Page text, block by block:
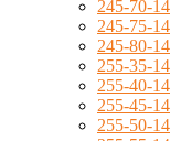
245-70-14
245-75-14
245-80-14
255-35-14
255-40-14
255-45-14
255-50-14